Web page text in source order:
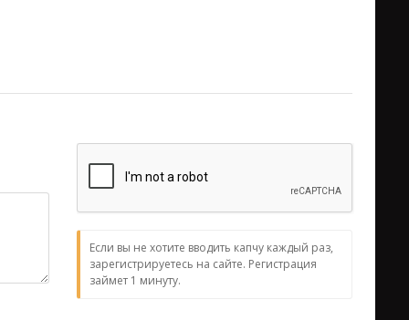
Если вы не хотите вводить капчу каждый раз,
зарегистрируетесь на сайте. Регистрация
займет 1 минуту.